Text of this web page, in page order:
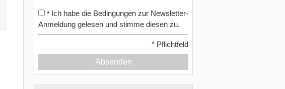
* Ich habe die Bedingungen zur Newsletter-
Anmeldung gelesen und stimme diesen zu.
* Pflichtfeld
Absenden